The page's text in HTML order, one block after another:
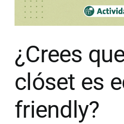
¿Crees
clóset es
friendly?